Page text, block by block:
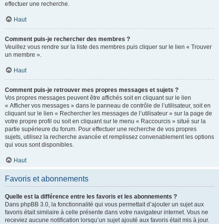
effectuer une recherche.
Haut
Comment puis-je rechercher des membres ?
Veuillez vous rendre sur la liste des membres puis cliquer sur le lien « Trouver
un membre ».
Haut
Comment puis-je retrouver mes propres messages et sujets ?
Vos propres messages peuvent être affichés soit en cliquant sur le lien
« Afficher vos messages » dans le panneau de contrôle de l’utilisateur, soit en
cliquant sur le lien « Rechercher les messages de l’utilisateur » sur la page de
votre propre profil ou soit en cliquant sur le menu « Raccourcis » situé sur la
partie supérieure du forum. Pour effectuer une recherche de vos propres
sujets, utilisez la recherche avancée et remplissez convenablement les options
qui vous sont disponibles.
Haut
Favoris et abonnements
Quelle est la différence entre les favoris et les abonnements ?
Dans phpBB 3.0, la fonctionnalité qui vous permettait d’ajouter un sujet aux
favoris était similaire à celle présente dans votre navigateur internet. Vous ne
receviez aucune notification lorsqu’un sujet ajouté aux favoris était mis à jour.